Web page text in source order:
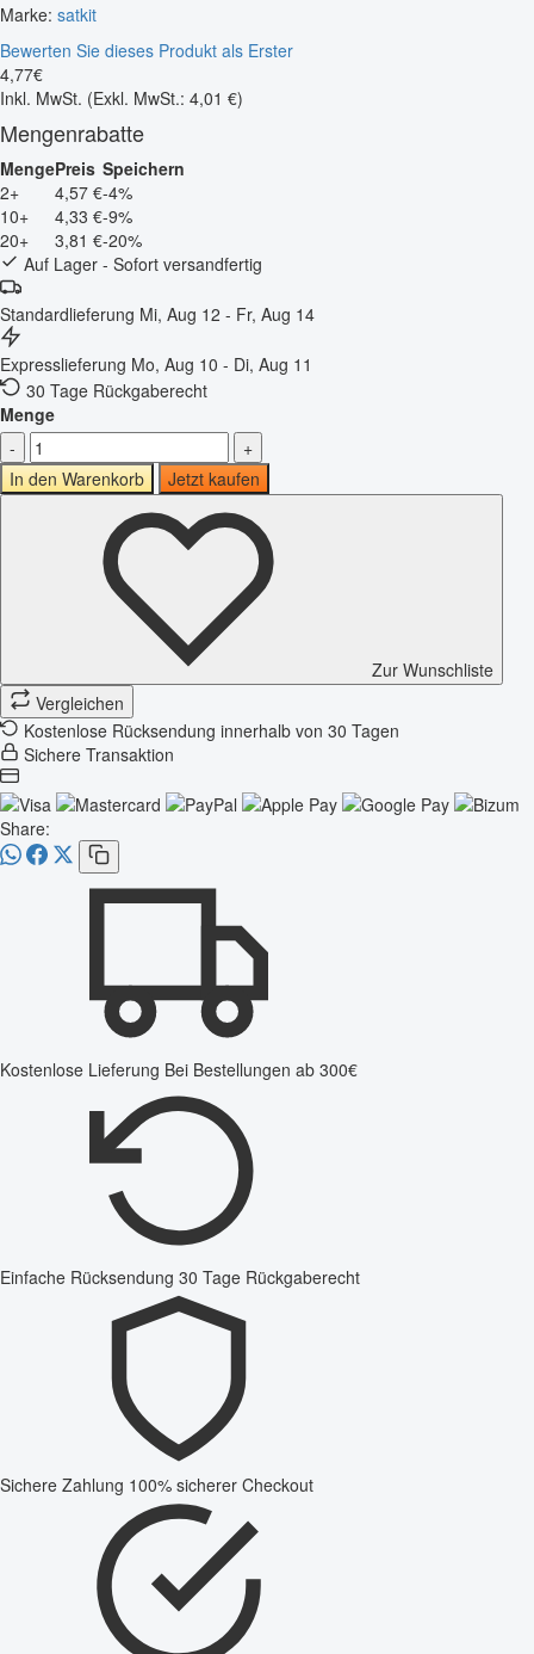
Marke: satkit
Bewerten Sie dieses Produkt als Erster
4,77€
Inkl. MwSt. (Exkl. MwSt.: 4,01 €)
Mengenrabatte
MengePreis Speichern
2+
4,57 €-4%
10+
4,33 €-9%
20+
3,81 €-20%
Auf Lager - Sofort versandfertig
Standardlieferung Mi, Aug 12 - Fr, Aug 14
Expresslieferung Mo, Aug 10 - Di, Aug 11
30 Tage Rückgaberecht
Menge
-
+
In den Warenkorb
Jetzt kaufen
Zur Wunschliste
Vergleichen
Kostenlose Rücksendung innerhalb von 30 Tagen
Sichere Transaktion
Share:
Kostenlose Lieferung Bei Bestellungen ab 300€
Einfache Rücksendung 30 Tage Rückgaberecht
Sichere Zahlung 100% sicherer Checkout